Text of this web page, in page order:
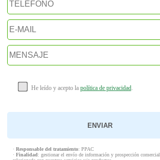
He leído y acepto la política de privacidad.
· Responsable del tratamiento: PPAC
· Finalidad: gestionar el envío de información y prospección comercial,